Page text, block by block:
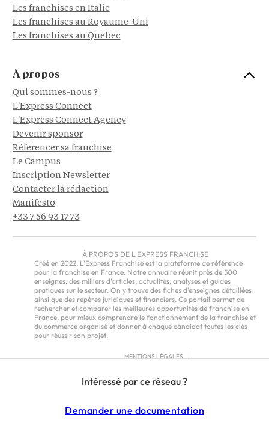
Intéressé par ce réseau ?
Demander une documentation
Les franchises en Italie
Les franchises au Royaume-Uni
Les franchises au Québec
À propos
Qui sommes-nous ?
L'Express Connect
L'Express Connect Agency
Devenir sponsor
Référencer sa franchise
Le Campus
Inscription Newsletter
Contacter la rédaction
Manifesto
+33 7 56 93 17 73
À PROPOS DE L'EXPRESS FRANCHISE
Créé en 2022, L'Express Franchise est la plateforme de référence
pour la franchise en France. Notre annuaire réunit près de 500
enseignes, des milliers d'articles, actualités, analyses et guides
pratiques sur le secteur. On y trouve des fiches d'enseignes détaillées
ainsi que des repères juridiques et financiers. Ce portail permet de
rechercher et comparer les meilleures opportunités de franchise en
France, pour mieux comprendre le fonctionnement de la franchise et
du commerce organisé et donner à chaque candidat toutes les clés
pour réussir son projet.
MENTIONS LÉGALES
CGU